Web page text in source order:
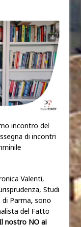
incontro del
di incontri
Valenti,
Studi
di Parma, sono
del Fatto
nostro NO ai